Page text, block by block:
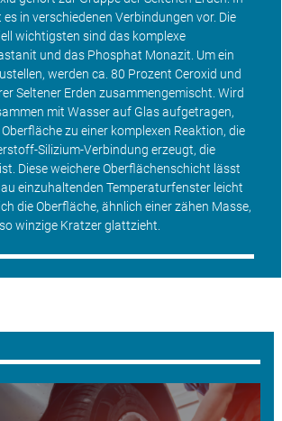
in verschiedenen Verbindungen vor. Die
wichtigsten sind das komplexe
und das Phosphat Monazit. Um ein
werden ca. 80 Prozent Ceroxid und
Seltener Erden zusammengemischt. Wird
mit Wasser auf Glas aufgetragen,
zu einer komplexen Reaktion, die
Silizium-Verbindung erzeugt, die
Diese weichere Oberflächenschicht lässt
einzuhaltenden Temperaturfenster leicht
die Oberfläche, ähnlich einer zähen Masse,
winzige Kratzer glattzieht.